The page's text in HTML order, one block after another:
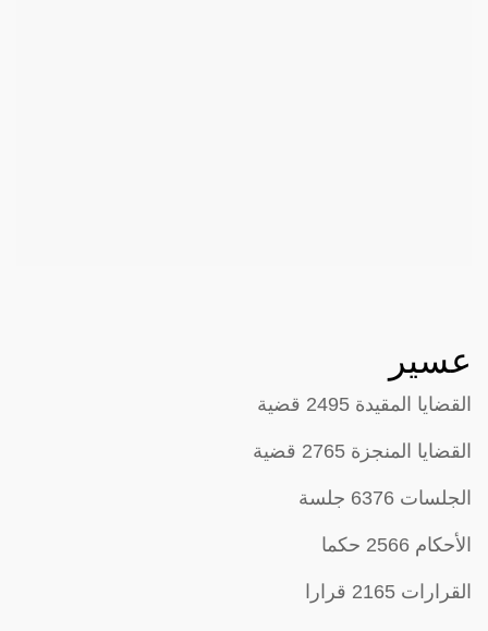
عسير
القضايا المقيدة 2495 قضية
القضايا المنجزة 2765 قضية
الجلسات 6376 جلسة
الأحكام 2566 حكما
القرارات 2165 قرارا